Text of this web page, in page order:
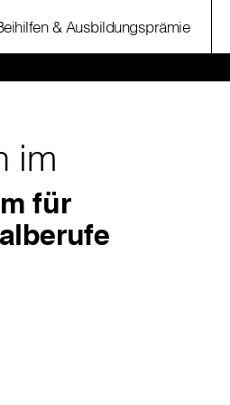
& Ausbildungsprämie
im
für